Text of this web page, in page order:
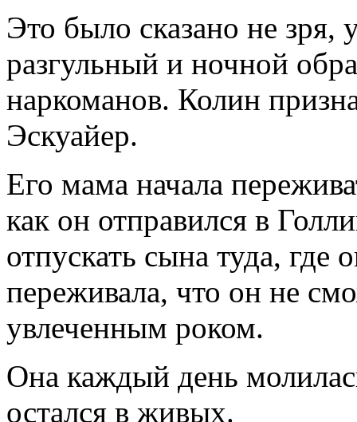
Это было сказано не зря,
разгульный и ночной
наркоманов. Колин
Эскуайер.
Его мама начала
как он отправился в
отпускать сына туда, где
переживала, что он не
увлеченным роком.
Она каждый день
остался в живых.